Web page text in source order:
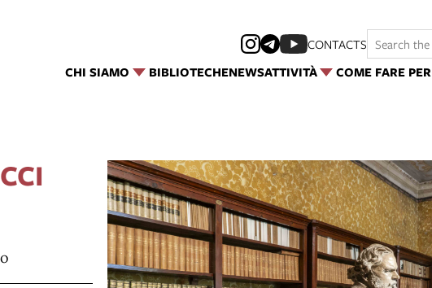
CHI SIAMO BIBLIOTECHENEWSATTIVITÀ COME FARE PER
CONTACTS